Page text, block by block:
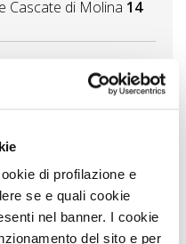
di profilazione e
se e quali cookie
nel banner. I cookie
del sito e per
Cascate di Molina 14
il cane tre giorni tra
Km
Lombardia con il cane